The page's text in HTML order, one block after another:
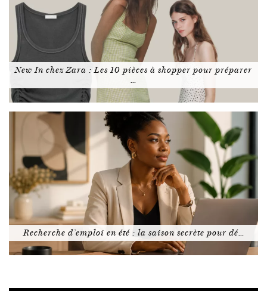
New In chez Zara : Les 10 pièces à shopper pour préparer
…
Recherche d’emploi en été : la saison secrète pour dé…